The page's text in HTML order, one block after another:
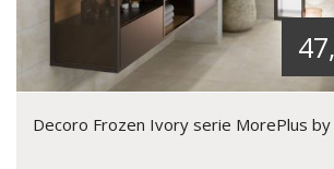
Decoro Frozen Ivory serie MorePlus by